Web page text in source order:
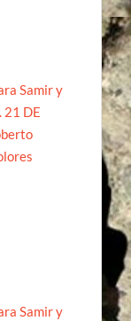
Samir y
21 DE
Samir y